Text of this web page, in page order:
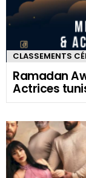
CLASSEMENTS
Ramadan
Actrices